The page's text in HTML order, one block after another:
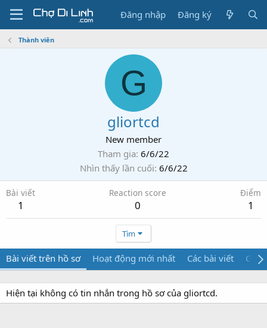
Đăng nhập Đăng ký
Thành viên
G
gliortcd
New member
Tham gia 6/6/22
Nhìn thấy lần cuối 6/6/22
Bài viết
1
Reaction score
0
Điểm
1
Tìm
Bài viết trên hồ sơ Hoạt động mới nhất Các bài viết Giới
Hiện tại không có tin nhắn trong hồ sơ của gliortcd.